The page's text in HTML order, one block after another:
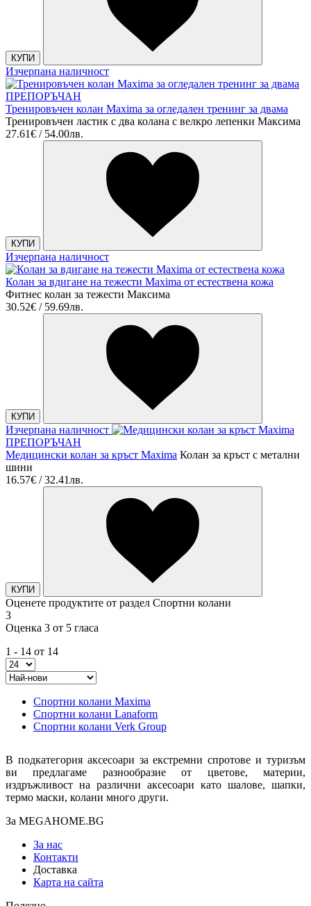
КУПИ
Изчерпана наличност
ПРЕПОРЪЧАН
Тренировъчен колан Maxima за огледален тренинг за двама
Тренировъчен ластик с два колана с велкро лепенки Максима
27.61€ / 54.00лв.
КУПИ
Изчерпана наличност
Колан за вдигане на тежести Maxima от естествена кожа
Фитнес колан за тежести Максима
30.52€ / 59.69лв.
КУПИ
Изчерпана наличност
ПРЕПОРЪЧАН
Медицински колан за кръст Maxima Колан за кръст с метални
шини
16.57€ / 32.41лв.
КУПИ
Оценете продуктите от раздел Спортни колани
3
Оценка 3 от 5 гласа
1 - 14 от 14
Спортни колани Maxima
Спортни колани Lanaform
Спортни колани Verk Group
В подкатегория аксесоари за екстремни спротове и туризъм
ви предлагаме разнообразие от цветове, материи,
издръжливост на различни аксесоари като шалове, шапки,
термо маски, колани много други.
За MEGAHOME.BG
За нас
Контакти
Доставка
Карта на сайта